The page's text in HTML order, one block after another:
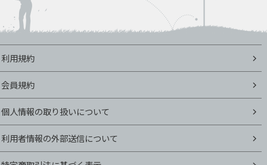
利用規約
会員規約
個人情報の取り扱いについて
利用者情報の外部送信について